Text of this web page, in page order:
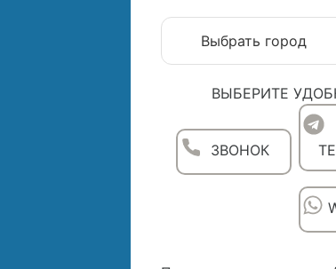
ВЫБЕРИТЕ
ЗВОНОК